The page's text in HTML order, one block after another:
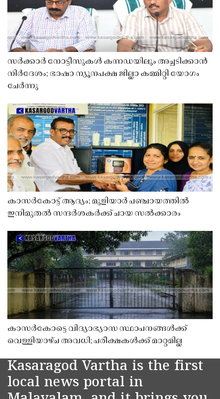
സർക്കാർ നോട്ടീസുകൾ കന്നഡയിലും അച്ചടിക്കാൻ
നിർദേശം; ഭാഷാ ന്യൂനപക്ഷ ജില്ലാ കമ്മിറ്റി യോഗം
ചേർന്നു
കാസർകോട്ട് ആദ്യം; മുളിയാർ പഞ്ചായത്തിൽ
ഇനിമുതൽ സന്ദർശകർക്ക് ചായ സൽക്കാരം
കാസർകോട്ടെ വിദ്യാഭ്യാസ സ്ഥാപനങ്ങൾക്ക്
വെള്ളിയാഴ്ച അവധി; പരീക്ഷകൾക്ക് മാറ്റമില്ല
Kasaragod Vartha is the first
local news portal in